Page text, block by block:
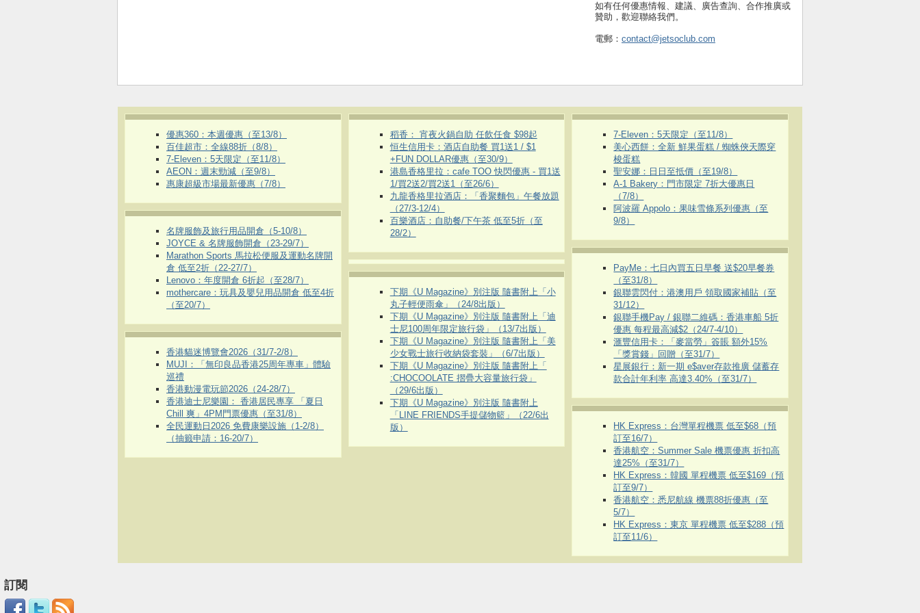
如有任何優惠情報、建議、廣告查詢、合作推廣或
贊助，歡迎聯絡我們。
電郵： contact@jetsoclub.com
優惠360：本週優惠（至13/8）
百佳超市：全線88折（8/8）
7-Eleven：5天限定（至11/8）
AEON：週末勁減（至9/8）
惠康超級市場最新優惠（7/8）
名牌服飾及旅行用品開倉（5-10/8）
JOYCE & 名牌服飾開倉（23-29/7）
Marathon Sports 馬拉松便服及運動名牌開
倉 低至2折（22-27/7）
Lenovo：年度開倉 6折起（至28/7）
mothercare：玩具及嬰兒用品開倉 低至4折
（至20/7）
香港貓迷博覽會2026（31/7-2/8）
MUJI：「無印良品香港25周年專車」體驗
巡禮
香港動漫電玩節2026（24-28/7）
香港迪士尼樂園： 香港居民專享 「夏日
Chill 爽」4PM門票優惠（至31/8）
全民運動日2026 免費康樂設施（1-2/8）
（抽籤申請：16-20/7）
稻香： 宵夜火鍋自助 任飲任食 $98起
恒生信用卡：酒店自助餐 買1送1 / $1
+FUN DOLLAR優惠（至30/9）
港島香格里拉：cafe TOO 快閃優惠 - 買1送
1/買2送2/買2送1（至26/6）
九龍香格里拉酒店：「香聚麵包」午餐放題
（27/3-12/4）
百樂酒店：自助餐/下午茶 低至5折（至
28/2）
下期《U Magazine》別注版 隨書附上「小
丸子輕便雨傘」（24/8出版）
下期《U Magazine》別注版 隨書附上「迪
士尼100周年限定旅行袋」（13/7出版）
下期《U Magazine》別注版 隨書附上「美
少女戰士旅行收納袋套裝」（6/7出版）
下期《U Magazine》別注版 隨書附上「
:CHOCOOLATE 摺疊大容量旅行袋」
（29/6出版）
下期《U Magazine》別注版 隨書附上
「LINE FRIENDS手提儲物籃」（22/6出
版）
7-Eleven：5天限定（至11/8）
美心西餅：全新 鮮果蛋糕 / 蜘蛛俠天際穿
梭蛋糕
聖安娜：日日至抵價（至19/8）
A-1 Bakery：門市限定 7折大優惠日
（7/8）
阿波羅 Appolo：果味雪條系列優惠（至
9/8）
PayMe：七日內買五日早餐 送$20早餐券
（至31/8）
銀聯雲閃付：港澳用戶 領取國家補貼（至
31/12）
銀聯手機Pay / 銀聯二維碼：香港車船 5折
優惠 每程最高減$2（24/7-4/10）
滙豐信用卡：「麥當勞」簽賬 額外15%
「獎賞錢」回贈（至31/7）
星展銀行：新一期 e$aver存款推廣 儲蓄存
款合計年利率 高達3.40%（至31/7）
HK Express：台灣單程機票 低至$68（預
訂至16/7）
香港航空：Summer Sale 機票優惠 折扣高
達25%（至31/7）
HK Express：韓國 單程機票 低至$169（預
訂至9/7）
香港航空：悉尼航線 機票88折優惠（至
5/7）
HK Express：東京 單程機票 低至$288（預
訂至11/6）
訂閱